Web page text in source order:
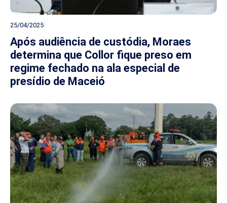
25/04/2025
Após audiência de custódia, Moraes
determina que Collor fique preso em
regime fechado na ala especial de
presídio de Maceió